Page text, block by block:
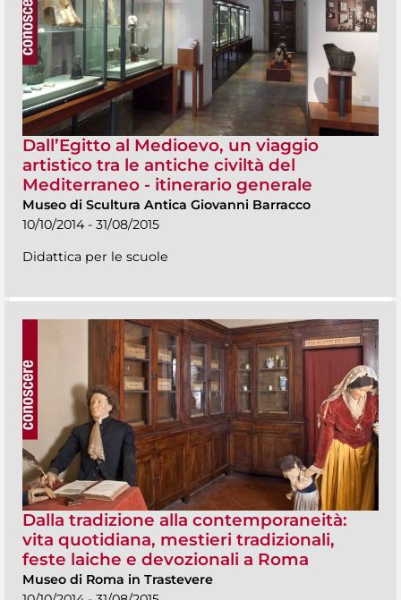
Dall’Egitto al Medioevo, un viaggio
artistico tra le antiche civiltà del
Mediterraneo - itinerario generale
Museo di Scultura Antica Giovanni Barracco
10/10/2014 - 31/08/2015
Didattica per le scuole
Dalla tradizione alla contemporaneità:
vita quotidiana, mestieri tradizionali,
feste laiche e devozionali a Roma
Museo di Roma in Trastevere